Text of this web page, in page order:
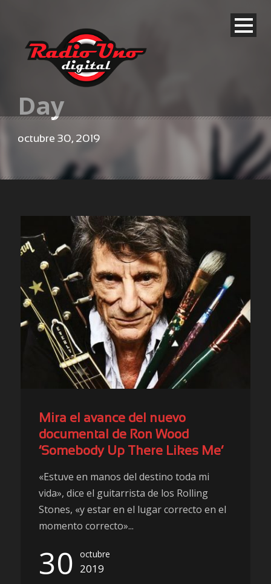
Day
octubre 30, 2019
Mira el avance del nuevo
documental de Ron Wood
‘Somebody Up There Likes Me’
«Estuve en manos del destino toda mi
vida», dice el guitarrista de los Rolling
Stones, «y estar en el lugar correcto en el
momento correcto»...
30 octubre
2019